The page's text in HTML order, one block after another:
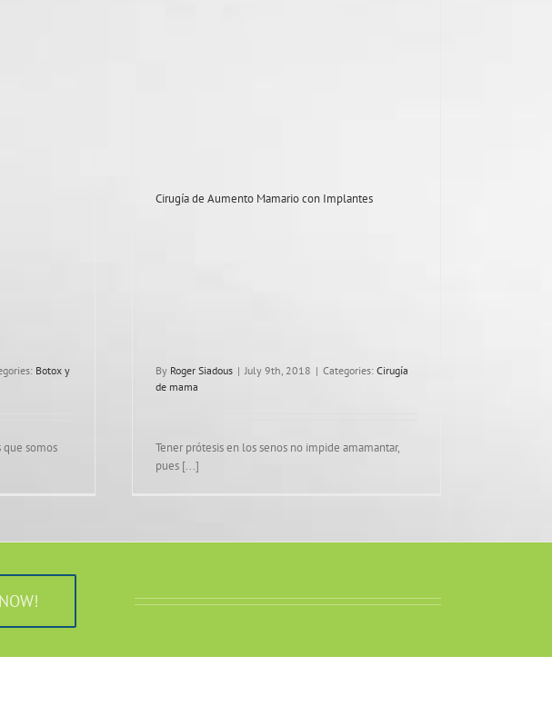
Botox y
que somos
Cirugía de Aumento Mamario con Implantes
By Roger Siadous | July 9th, 2018 | Categories: Cirugía
de mama
Tener prótesis en los senos no impide amamantar,
pues [...]